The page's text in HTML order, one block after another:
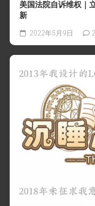
美国法院自诉维权｜
新
2022年5月9日 2